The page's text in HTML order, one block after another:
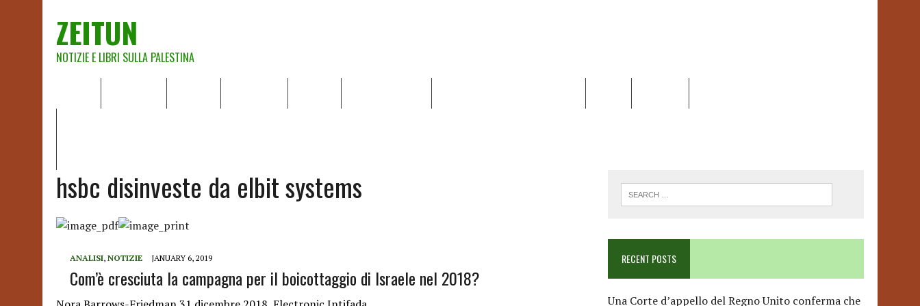
ZEITUN
NOTIZIE E LIBRI SULLA PALESTINA
hsbc disinveste da elbit systems
ANALISI, NOTIZIE JANUARY 6, 2019
Com’è cresciuta la campagna per il boicottaggio di Israele nel 2018?
RECENT POSTS
Una Corte d’appello del Regno Unito conferma che